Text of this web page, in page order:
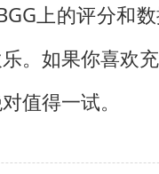
上的评分和
。如果你喜欢
值得一试。